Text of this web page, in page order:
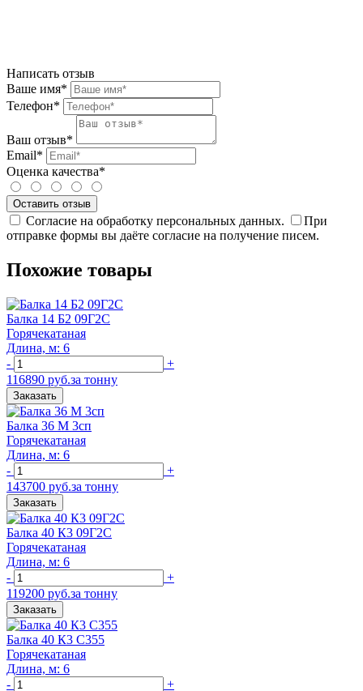
Написать отзыв
Ваше имя*
Телефон*
Ваш отзыв*
Email*
Оценка качества*
Согласие на обработку персональных данных.
При
отправке формы вы даёте согласие на получение писем.
Похожие товары
Балка 14 Б2 09Г2С
Горячекатаная
Длина, м: 6
-
+
116890 руб.за тонну
Заказать
Балка 36 М 3сп
Горячекатаная
Длина, м: 6
-
+
143700 руб.за тонну
Заказать
Балка 40 К3 09Г2С
Горячекатаная
Длина, м: 6
-
+
119200 руб.за тонну
Заказать
Балка 40 К3 С355
Горячекатаная
Длина, м: 6
-
+